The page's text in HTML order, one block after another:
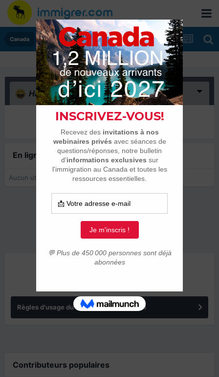
Canada
Haha(0)
Il n’y a encore rien ici
En ligne récemment0 membre est en ligne
Aucun utilisateur enregistré regarde cette page.
Règles d'usage du forum IMMIGRER.COM
Contributeurs populaires